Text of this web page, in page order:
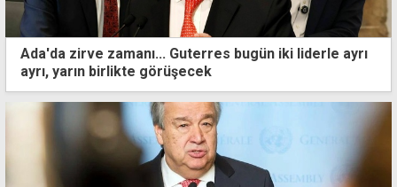
Ada'da zirve zamanı... Guterres bugün iki liderle ayrı
ayrı, yarın birlikte görüşecek